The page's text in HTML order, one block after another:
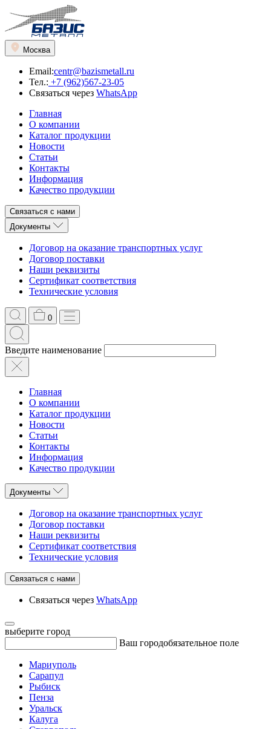
Москва
Email:centr@bazismetall.ru
Тел.: +7 (962)567-23-05
Связаться через WhatsApp
Главная
О компании
Каталог продукции
Новости
Статьи
Контакты
Информация
Качество продукции
Связаться с нами
Документы
Договор на оказание транспортных услуг
Договор поставки
Наши реквизиты
Сертификат соответствия
Технические условия
0
Введите наименование
Главная
О компании
Каталог продукции
Новости
Статьи
Контакты
Информация
Качество продукции
Документы
Договор на оказание транспортных услуг
Договор поставки
Наши реквизиты
Сертификат соответствия
Технические условия
Связаться с нами
Связаться через WhatsApp
выберите город
Ваш городобязательное поле
Мариуполь
Сарапул
Рыбиск
Пенза
Уральск
Калуга